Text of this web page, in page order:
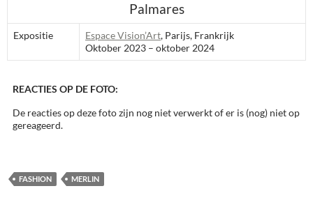
Palmares
Expositie Espace Vision’Art, Parijs, Frankrijk
Oktober 2023 – oktober 2024
REACTIES OP DE FOTO:
De reacties op deze foto zijn nog niet verwerkt of er is (nog) niet op
gereageerd.
FASHION MERLIN